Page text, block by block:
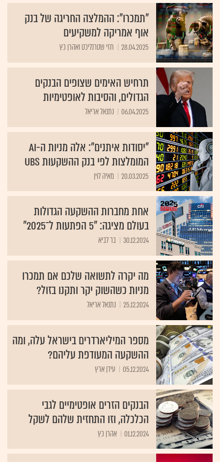
"תמכרו": ההמלצה החריגה של בנק
אוף אמריקה למשקיעים
28.04.2025 חזי שטרנליכט ואהרן כץ
תרחיש האימים שצופים הבנקים
הגדולים, והסיבות לאופטימיות
06.04.2025 נתנאל אריאל
"יסודות איתנים": אלה מניות ה-AI
המומלצות לפי בנק ההשקעות UBS
20.03.2025 מאיה לוין
אחת מחברות ההשקעה הגדולות
בעולם מציגה: "5 הפתעות ל־‏2025"
30.12.2024 בר לביא
מה יקרה לתשואה שלכם אם תמכרו
מניות כשהשוק יקר ותקנו בזול?
25.12.2024 נתנאל אריאל
מספר המיליארדרים בישראל עלה, ומה
ההשקעה המעודפת עליהם?
05.12.2024 עידן ארץ
הבנקים הזרים אופטימיים לגבי
הכלכלה, וזו התחזית שלהם לשקל
01.12.2024 אהרן כץ